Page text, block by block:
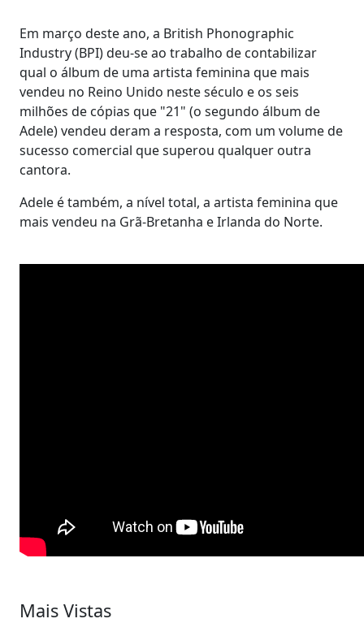
Em março deste ano, a British Phonographic
Industry (BPI) deu-se ao trabalho de contabilizar
qual o álbum de uma artista feminina que mais
vendeu no Reino Unido neste século e os seis
milhões de cópias que "21" (o segundo álbum de
Adele) vendeu deram a resposta, com um volume de
sucesso comercial que superou qualquer outra
cantora.
Adele é também, a nível total, a artista feminina que
mais vendeu na Grã-Bretanha e Irlanda do Norte.
Mais Vistas